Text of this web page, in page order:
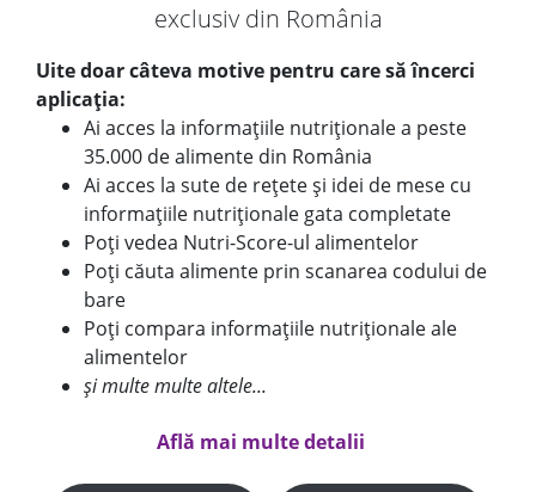
exclusiv din România
Uite doar câteva motive pentru care să încerci
aplicația:
Ai acces la informațiile nutriționale a peste
35.000 de alimente din România
Ai acces la sute de rețete și idei de mese cu
informațiile nutriționale gata completate
Poți vedea Nutri-Score-ul alimentelor
Poți căuta alimente prin scanarea codului de
bare
Poți compara informațiile nutriționale ale
alimentelor
și multe multe altele...
Află mai multe detalii